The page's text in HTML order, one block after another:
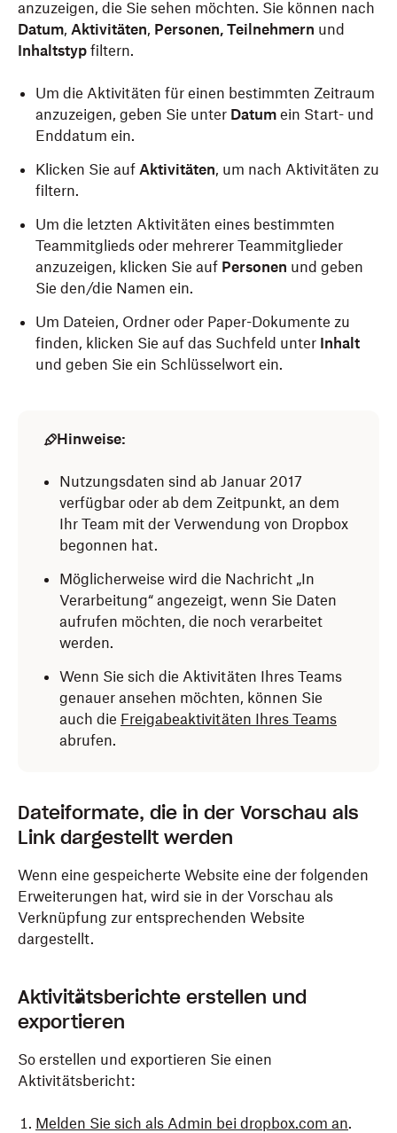
Klicken Sie links in der Seitenleiste auf
Verwaltungskonsole
Menü links nebenDropbox.
Klicken Sie auf
Klicken Sie auf den FilterAktivität.
anzuzeigen, die Sie sehen möchten. Sie können nach
Datum, Aktivitäten, Personen, Teilnehmern und
Inhaltstyp filtern.
Um die Aktivitäten für einen bestimmten Zeitraum
anzuzeigen, geben Sie unter Datum ein Start- und
Enddatum ein.
Klicken Sie auf Aktivitäten, um nach Aktivitäten zu
filtern.
Um die letzten Aktivitäten eines bestimmten
Teammitglieds oder mehrerer Teammitglieder
anzuzeigen, klicken Sie auf Personen und geben
Sie den/die Namen ein.
Um Dateien, Ordner oder Paper-Dokumente zu
finden, klicken Sie auf das Suchfeld unter Inhalt
und geben Sie ein Schlüsselwort ein.
Hinweise:
Nutzungsdaten sind ab Januar 2017
verfügbar oder ab dem Zeitpunkt, an dem
Ihr Team mit der Verwendung von Dropbox
begonnen hat.
Möglicherweise wird die Nachricht „In
Verarbeitung“ angezeigt, wenn Sie Daten
aufrufen möchten, die noch verarbeitet
werden.
Wenn Sie sich die Aktivitäten Ihres Teams
genauer ansehen möchten, können Sie
auch die Freigabeaktivitäten Ihres Teams
abrufen.
Dateiformate, die in der Vorschau als
Link dargestellt werden
Wenn eine gespeicherte Website eine der folgenden
Erweiterungen hat, wird sie in der Vorschau als
Verknüpfung zur entsprechenden Website
dargestellt.
Aktivitätsberichte erstellen und
exportieren
So erstellen und exportieren Sie einen
Aktivitätsbericht:
Melden Sie sich als Admin bei dropbox.com an.